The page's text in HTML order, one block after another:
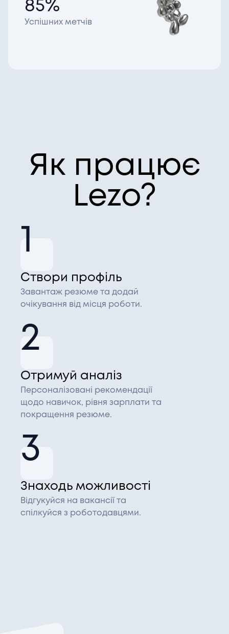
85%
Успішних метчів
Як працює
Lezo?
Створи профіль
Завантаж резюме та додай
очікування від місця роботи.
2
Отримуй аналіз
Персоналізовані рекомендації
щодо навичок, рівня зарплати та
покращення резюме.
3
Знаходь можливості
Відгукуйся на вакансії та
спілкуйся з роботодавцями.